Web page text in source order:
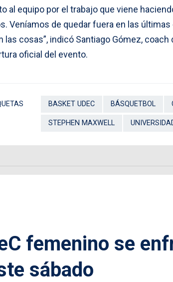
al equipo por el trabajo que viene
Veníamos de quedar fuera en las
las cosas”, indicó Santiago Gómez,
oficial del evento.
BASKET UDEC BÁSQUETBOL
STEPHEN MAXWELL
femenino se
sábado